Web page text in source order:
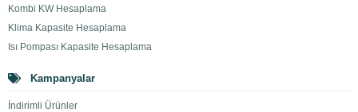
Kombi KW Hesaplama
Klima Kapasite Hesaplama
Isı Pompası Kapasite Hesaplama
Kampanyalar
İndirimli Ürünler